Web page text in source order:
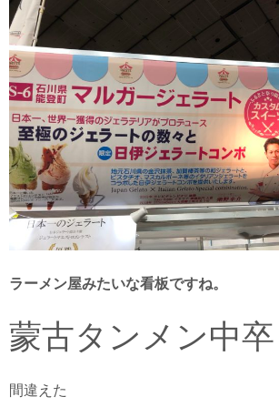
ラーメン屋みたいな看板ですね。
蒙古タンメン中卒
間違えた